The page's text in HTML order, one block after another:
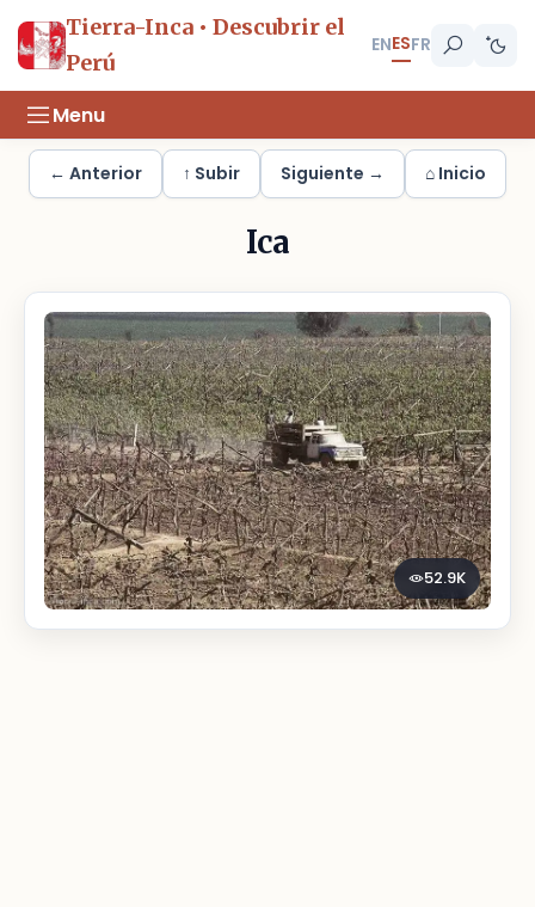
Tierra-Inca • Descubrir el
Perú
ENESFR
Menu
← Anterior ↑ Subir Siguiente → ⌂ Inicio
Ica
52.9K